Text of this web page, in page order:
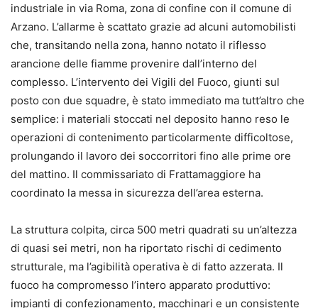
industriale in via Roma, zona di confine con il comune di
Arzano. L’allarme è scattato grazie ad alcuni automobilisti
che, transitando nella zona, hanno notato il riflesso
arancione delle fiamme provenire dall’interno del
complesso. L’intervento dei Vigili del Fuoco, giunti sul
posto con due squadre, è stato immediato ma tutt’altro che
semplice: i materiali stoccati nel deposito hanno reso le
operazioni di contenimento particolarmente difficoltose,
prolungando il lavoro dei soccorritori fino alle prime ore
del mattino. Il commissariato di Frattamaggiore ha
coordinato la messa in sicurezza dell’area esterna.
La struttura colpita, circa 500 metri quadrati su un’altezza
di quasi sei metri, non ha riportato rischi di cedimento
strutturale, ma l’agibilità operativa è di fatto azzerata. Il
fuoco ha compromesso l’intero apparato produttivo:
impianti di confezionamento, macchinari e un consistente